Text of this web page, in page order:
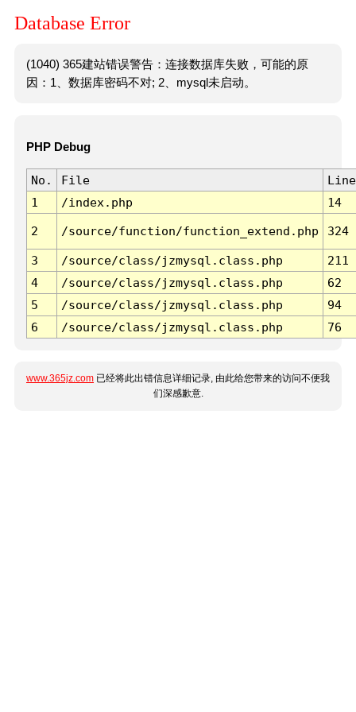
Database Error
(1040) 365建站错误警告：连接数据库失败，可能的原
因：1、数据库密码不对; 2、mysql未启动。
PHP Debug
No. File
Line
1
/index.php 14
2 /source/function/function_extend.php 324
3 /source/class/jzmysql.class.php
211
4
/source/class/jzmysql.class.php
62
5
/source/class/jzmysql.class.php
94
6
/source/class/jzmysql.class.php 76
www.365jz.com 已经将此出错信息详细记录, 由此给您带来的访问不便我
们深感歉意.